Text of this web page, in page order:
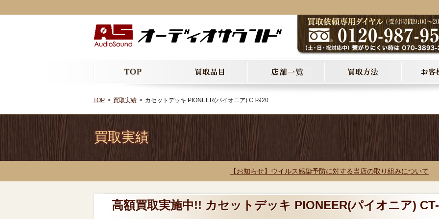
TOP 買取実績 カセットデッキ PIONEER(パイオニア) CT-920
買取実績
【お知らせ】ウイルス感染予防に対する当店の取り組みについて
高額買取実施中!! カセットデッキ PIONEER(パイオニア) CT-